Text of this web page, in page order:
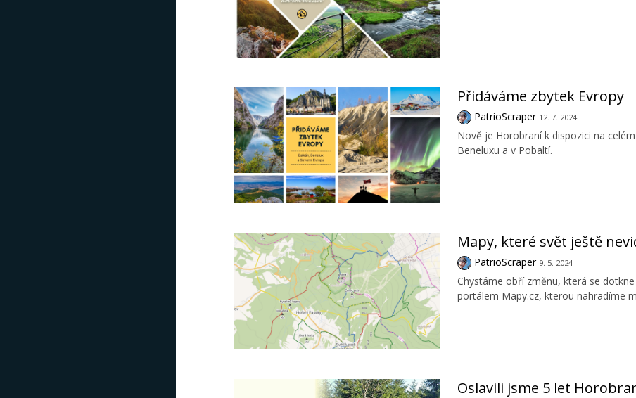
Přidáváme zbytek Evropy
PatrioScraper 12. 7. 2024
Nově je Horobraní k dispozici na
Beneluxu a v Pobaltí.
Mapy, které svět ještě
PatrioScraper 9. 5. 2024
Chystáme obří změnu, která se
portálem Mapy.cz, kterou nahradíme
Oslavili jsme 5 let